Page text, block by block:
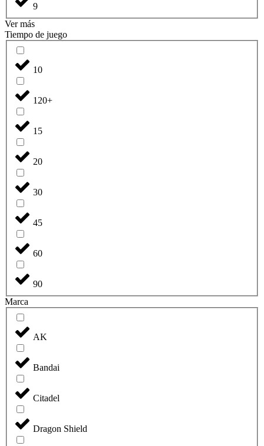
9
Ver más
Tiempo de juego
10
120+
15
20
30
45
60
90
Marca
AK
Bandai
Citadel
Dragon Shield